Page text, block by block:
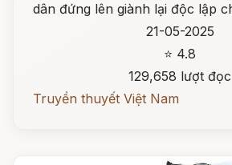
dân đứng lên giành lại độc lập
21-05-2025
⭐ 4.8
129,658 lượt đọc
Truyền thuyết Việt Nam